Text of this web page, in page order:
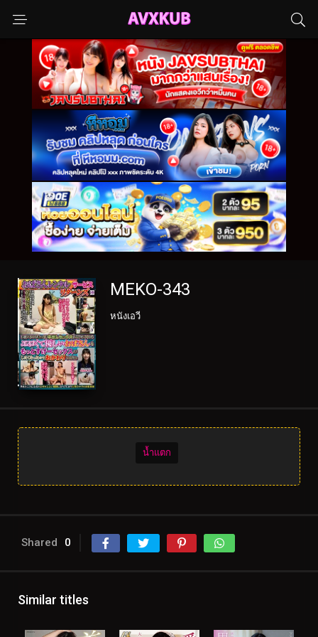
MEKO-343
หนังเอวี
น้ำแตก
Shared 0
Similar titles